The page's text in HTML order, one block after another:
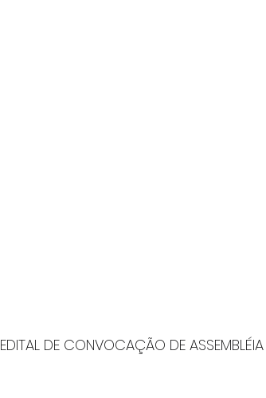
EDITAL DE CONVOCAÇÃO DE